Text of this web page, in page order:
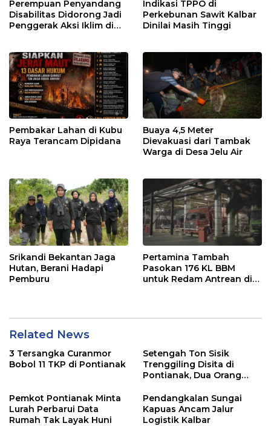
Perempuan Penyandang
Disabilitas Didorong Jadi
Penggerak Aksi Iklim di
Indikasi TPPO di
Perkebunan Sawit Kalbar
Dinilai Masih Tinggi
Pembakar Lahan di Kubu
Raya Terancam Dipidana
Buaya 4,5 Meter
Dievakuasi dari Tambak
Warga di Desa Jelu Air
Srikandi Bekantan Jaga
Hutan, Berani Hadapi
Pemburu
Pertamina Tambah
Pasokan 176 KL BBM
untuk Redam Antrean di
Related News
3 Tersangka Curanmor
Bobol 11 TKP di Pontianak
Setengah Ton Sisik
Trenggiling Disita di
Pontianak, Dua Orang
Pemkot Pontianak Minta
Lurah Perbarui Data
Rumah Tak Layak Huni
Pendangkalan Sungai
Kapuas Ancam Jalur
Logistik Kalbar